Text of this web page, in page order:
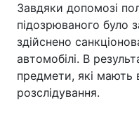
Завдяки допомозі
підозрюваного було
здійснено
автомобілі. В
предмети, які мають
розслідування.